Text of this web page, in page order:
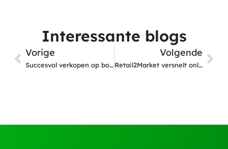
Interessante blogs
Vorige
Succesvol verkopen op bol: wat heb je nodig?
Volgende
Retail2Market versnelt online verkopen voor winkeliers